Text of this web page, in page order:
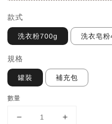
款式
洗衣粉700g 洗衣皂
規格
罐裝 補充包
數量